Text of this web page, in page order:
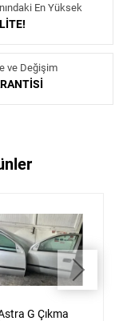
En Yüksek
ve Değişim
G Çıkma